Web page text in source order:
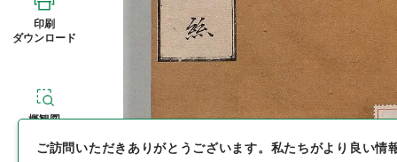
印刷
ダウンロード
概観図
ご訪問いただきありがとうございます。 私たちがより良い情